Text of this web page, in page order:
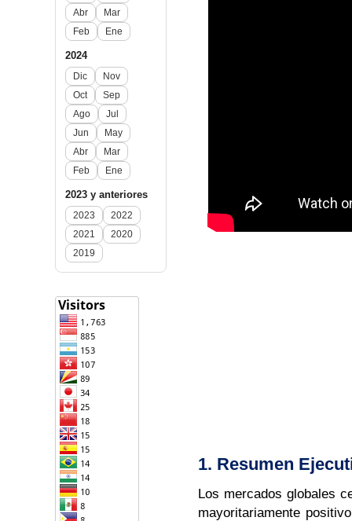
1. Resumen
Los mercados globales
mayoritariamente
Abr
Mar
Feb
Ene
2024
Dic
Nov
Oct
Sep
Ago
Jul
Jun
May
Abr
Mar
Feb
Ene
2023 y anteriores
2023
2022
2021
2020
2019